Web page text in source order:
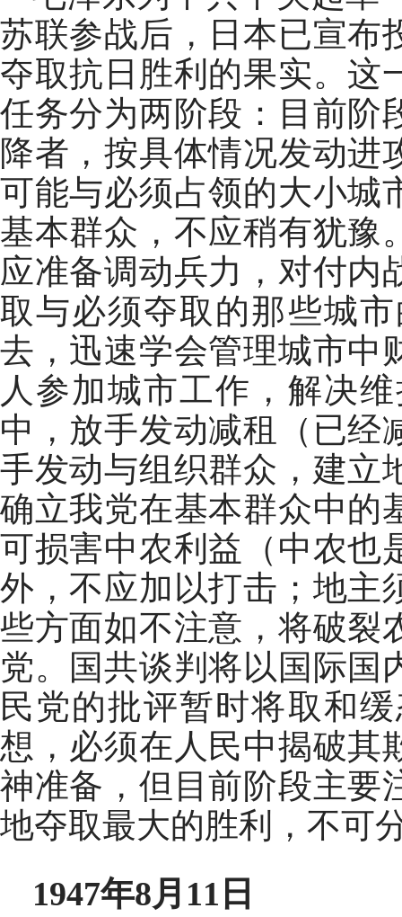
苏联参战后，日本已宣布
夺取抗日胜利的果实。这
任务分为两阶段：目前阶
降者，按具体情况发动进
可能与必须占领的大小城
基本群众，不应稍有犹豫
应准备调动兵力，对付内
取与必须夺取的那些城
去，迅速学会管理城市中
人参加城市工作，解决
中，放手发动减租（已经
手发动与组织群众，建立
确立我党在基本群众中的
可损害中农利益（中农也
外，不应加以打击；地主
些方面如不注意，将破裂
党。国共谈判将以国际国
民党的批评暂时将取和
想，必须在人民中揭破其
神准备，但目前阶段主要
地夺取最大的胜利，不可
1947年8月11日